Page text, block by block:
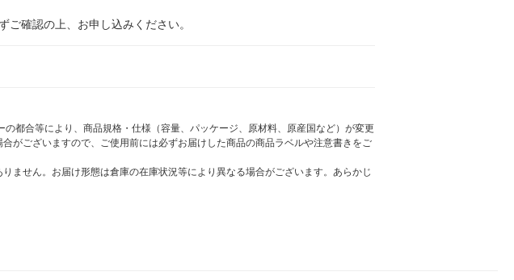
ご確認の上、お申し込みください。
都合等により、商品規格・仕様（容量、パッケージ、原材料、原産国など）が変更
がございますので、ご使用前には必ずお届けした商品の商品ラベルや注意書きをご
ません。お届け形態は倉庫の在庫状況等により異なる場合がございます。あらかじ